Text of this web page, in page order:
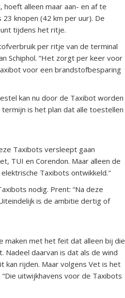
alleen maar aan- en af te
knopen (42 km per uur). De
tijdens het ritje.
per ritje van de terminal
Schiphol. “Het zorgt per keer voor
voor een brandstofbesparing
kan nu door de Taxibot worden
is het plan dat alle toestellen
Taxibots versleept gaan
TUI en Corendon. Maar alleen de
Taxibots ontwikkeld."
nodig. Prent: “Na deze
is de ambitie dertig of
maken met het feit dat alleen bij die
Nadeel daarvan is dat als de wind
kan rijden. Maar volgens Vet is het
uitwijkhavens voor de Taxibots